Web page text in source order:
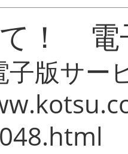
て！ 電
子版サー